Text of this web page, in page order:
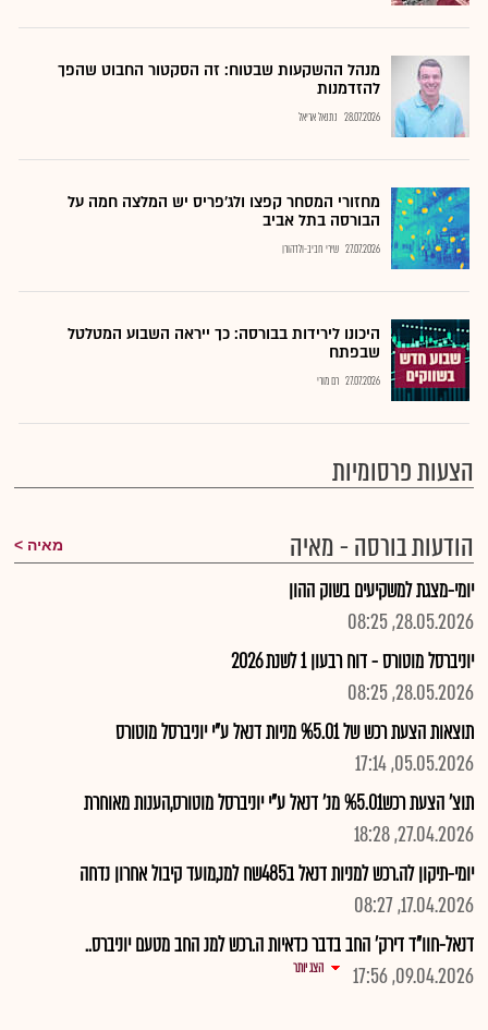
מנהל ההשקעות שבטוח: זה הסקטור החבוט שהפך
להזדמנות
28.07.2026 נתנאל אריאל
מחזורי המסחר קפצו ולג'פריס יש המלצה חמה על
הבורסה בתל אביב
27.07.2026 שירי חביב-ולדהורן
היכונו לירידות בבורסה: כך ייראה השבוע המטלטל
שבפתח
27.07.2026 רם מורי
הצעות פרסומיות
הודעות בורסה - מאיה
מאיה
יומי-מצגת למשקיעים בשוק ההון
28.05.2026, 08:25
יוניברסל מוטורס - דוח רבעון 1 לשנת 2026
28.05.2026, 08:25
תוצאות הצעת רכש של %5.01 מניות דנאל ע"י יוניברסל מוטורס
05.05.2026, 17:14
תוצ' הצעת רכש%5.01 מנ' דנאל ע"י יוניברסל מוטורס,הענות מאוחרת
27.04.2026, 18:28
יומי-תיקון לה.רכש למניות דנאל ב485שח למנ,מועד קיבול אחרון נדחה
17.04.2026, 08:27
דנאל-חוו"ד דירק' החב בדבר כדאיות ה.רכש למנ החב מטעם יוניברס..
09.04.2026, 17:56
הצג יותר